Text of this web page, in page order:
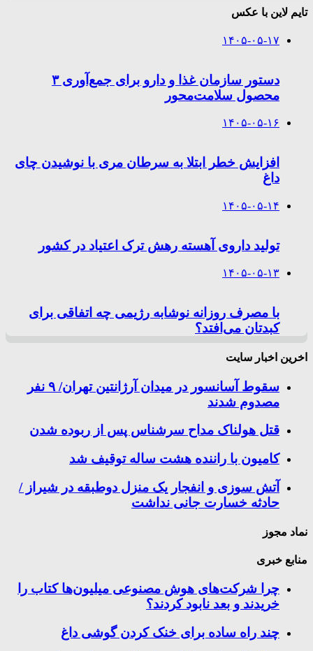
تایم لاین با عکس
۱۴۰۵-۰۵-۱۷
دستور سازمان غذا و دارو برای جمع‌آوری ۳
محصول سلامت‌محور
۱۴۰۵-۰۵-۱۶
افزایش خطر ابتلا به سرطان مری با نوشیدن چای
داغ
۱۴۰۵-۰۵-۱۴
تولید داروی آهسته رهش ترک اعتیاد در کشور
۱۴۰۵-۰۵-۱۳
با مصرف روزانه نوشابه رژیمی چه اتفاقی برای
کبدتان می‌افتد؟
اخرین اخبار سایت
سقوط آسانسور در میدان آرژانتین تهران/ ۹ نفر
مصدوم شدند
قتل هولناک مداح سرشناس پس از ربوده شدن
کامیون با راننده هشت ساله توقیف شد
آتش سوزی و انفجار یک منزل دوطبقه در شیراز /
حادثه خسارت جانی نداشت
نماد مجوز
منابع خبری
چرا شرکت‌های هوش مصنوعی میلیون‌ها کتاب را
خریدند و بعد نابود کردند؟
چند راه‌ ساده برای خنک کردن گوشی داغ